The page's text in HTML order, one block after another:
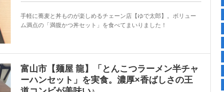
手軽に蕎麦と丼ものが楽しめるチェーン店【ゆで太郎】。ボリュー
ム満点の「満腹かつ丼セット」を食べてまいりました！
富山市【麺屋 龍】「とんこつラーメン半チャ
ーハンセット」を実食。濃厚×香ばしさの王